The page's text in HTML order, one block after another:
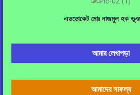
এডভোকেট মোঃ নাজমুল হক
আমার লেখাপড়া
আমাদের সাফল্য